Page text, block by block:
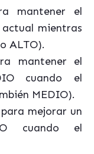
mantener el
mientras
ALTO).
mantener el
cuando el
MEDIO).
mejorar un
cuando el